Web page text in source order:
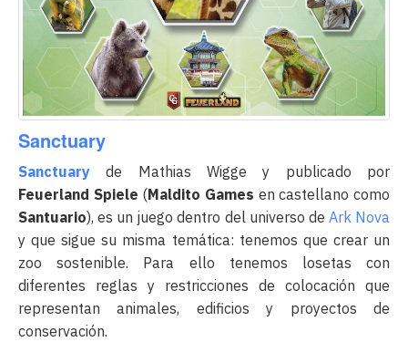
Sanctuary
Sanctuary de Mathias Wigge y publicado por
Feuerland Spiele (Maldito Games en castellano como
Santuario), es un juego dentro del universo de Ark Nova
y que sigue su misma temática: tenemos que crear un
zoo sostenible. Para ello tenemos losetas con
diferentes reglas y restricciones de colocación que
representan animales, edificios y proyectos de
conservación.